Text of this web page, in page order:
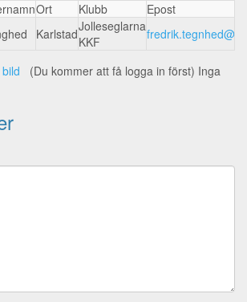
Ort Klubb
Epost
KarlstadJolleseglarna
KKF
(Du kommer att få logga in först) Inga